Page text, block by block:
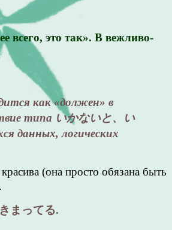
всего, это так». В вежливо-
как «должен» в
типа いかないと、い
данных, логических
(она просто обязана быть
まってる.